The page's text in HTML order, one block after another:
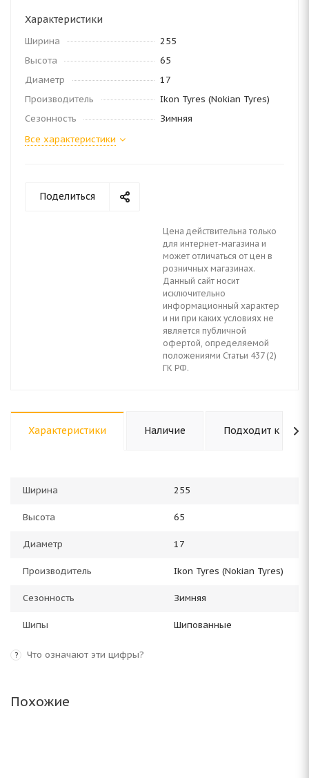
Характеристики
Ширина
255
Высота
65
Диаметр
17
Производитель
Ikon Tyres (Nokian Tyres)
Сезонность
Зимняя
Все характеристики
Поделиться
Цена действительна только
для интернет-магазина и
может отличаться от цен в
розничных магазинах.
Данный сайт носит
исключительно
информационный характер
и ни при каких условиях не
является публичной
офертой, определяемой
положениями Статьи 437 (2)
ГК РФ.
Характеристики Наличие Подходит к авто
Ширина 255
Высота 65
Диаметр 17
Производитель Ikon Tyres (Nokian Tyres)
Сезонность Зимняя
Шипы Шипованные
? Что означают эти цифры?
Похожие